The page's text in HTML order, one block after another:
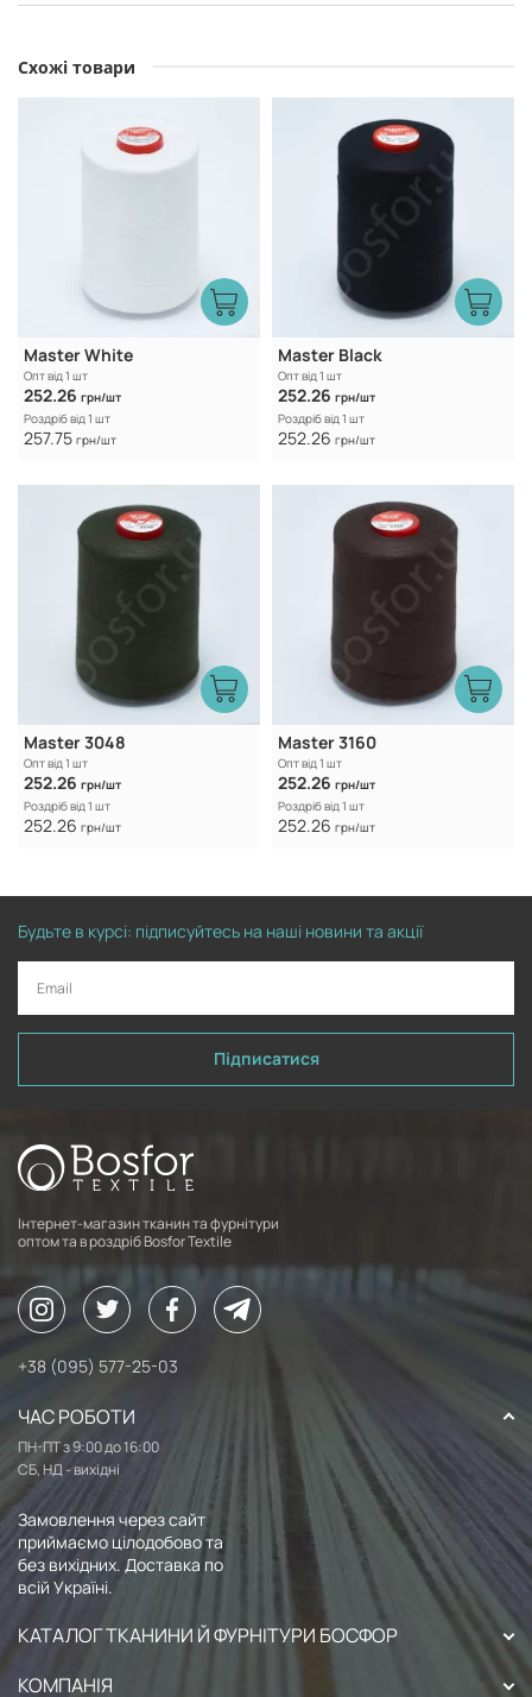
Схожі товари
Master White
Опт від 1 шт
252.26 грн/шт
Роздріб від 1 шт
257.75 грн/шт
Master Black
Опт від 1 шт
252.26 грн/шт
Роздріб від 1 шт
252.26 грн/шт
Master 3048
Опт від 1 шт
252.26 грн/шт
Роздріб від 1 шт
252.26 грн/шт
Master 3160
Опт від 1 шт
252.26 грн/шт
Роздріб від 1 шт
252.26 грн/шт
Будьте в курсі: підписуйтесь на наші новини та акції
Підписатися
Інтернет-магазин тканин та фурнітури
оптом та в роздріб Bosfor Textile
+38 (095) 577-25-03
ЧАС РОБОТИ
ПН-ПТ з 9:00 до 16:00
СБ, НД - вихідні
Замовлення через сайт
приймаємо цілодобово та
без вихідних. Доставка по
всій Україні.
КАТАЛОГ ТКАНИНИ Й ФУРНІТУРИ БОСФОР
КОМПАНІЯ